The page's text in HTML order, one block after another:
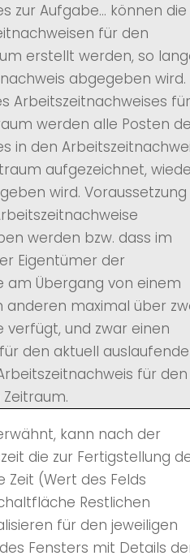
zur Aufgabe... können die
für den
erstellt werden, so
abgegeben wird.
Arbeitszeitnachweises für
werden alle Posten
in den
aufgezeichnet,
wird. Voraussetzung
werden bzw. dass im
Eigentümer der
am Übergang von einem
anderen maximal über
verfügt, und zwar einen
den aktuell
für den
kann nach der
die zur Fertigstellung
(Wert des Felds
Restlichen
für den jeweiligen
Fensters mit Details